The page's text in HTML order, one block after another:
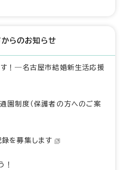
らのお知らせ
！―名古屋市結婚新生活応援
園制度（保護者の方へのご案
を募集します
！